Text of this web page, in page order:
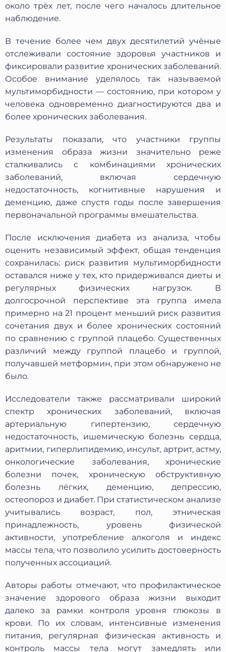
около трёх лет, после чего началось длительное
наблюдение.
В течение более чем двух десятилетий учёные
отслеживали состояние здоровья участников и
фиксировали развитие хронических заболеваний.
Особое внимание уделялось так называемой
мультиморбидности — состоянию, при котором у
человека одновременно диагностируются два и
более хронических заболевания.
Результаты показали, что участники группы
изменения образа жизни значительно реже
сталкивались с комбинациями хронических
заболеваний, включая сердечную
недостаточность, когнитивные нарушения и
деменцию, даже спустя годы после завершения
первоначальной программы вмешательства.
После исключения диабета из анализа, чтобы
оценить независимый эффект, общая тенденция
сохранилась: риск развития мультиморбидности
оставался ниже у тех, кто придерживался диеты и
регулярных физических нагрузок. В
долгосрочной перспективе эта группа имела
примерно на 21 процент меньший риск развития
сочетания двух и более хронических состояний
по сравнению с группой плацебо. Существенных
различий между группой плацебо и группой,
получавшей метформин, при этом обнаружено не
было.
Исследователи также рассматривали широкий
спектр хронических заболеваний, включая
артериальную гипертензию, сердечную
недостаточность, ишемическую болезнь сердца,
аритмии, гиперлипидемию, инсульт, артрит, астму,
онкологические заболевания, хронические
болезни почек, хроническую обструктивную
болезнь лёгких, деменцию, депрессию,
остеопороз и диабет. При статистическом анализе
учитывались возраст, пол, этническая
принадлежность, уровень физической
активности, употребление алкоголя и индекс
массы тела, что позволило усилить достоверность
полученных ассоциаций.
Авторы работы отмечают, что профилактическое
значение здорового образа жизни выходит
далеко за рамки контроля уровня глюкозы в
крови. По их словам, интенсивные изменения
питания, регулярная физическая активность и
контроль массы тела могут замедлять или